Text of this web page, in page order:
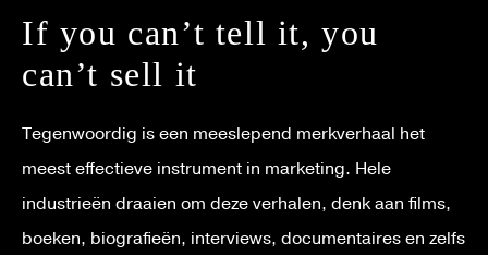
If you can’t tell it, you
can’t sell it
Tegenwoordig is een meeslepend merkverhaal het
meest effectieve instrument in marketing. Hele
industrieën draaien om deze verhalen, denk aan films,
boeken, biografieën, interviews, documentaires en zelfs